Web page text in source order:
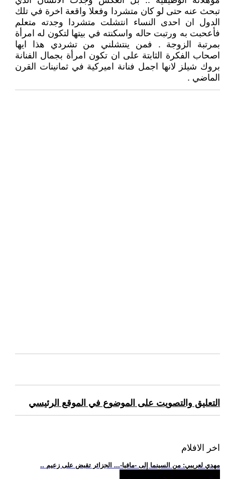
تبحث عنه حتى لو كان متشردا وفعلا واقعة اخرة في تلك
الدول ان احدى النساء انتشلت متشردا وجدته متعلم
فأعحبت به ورتبت حاله واسكنته في بيتها لتكون له امرأة
بمرتبة الزوجة . فمن ينتشلني من تشردي هذا ايها
اصحاب الفكرة الثابتة على ان تكون امرأة بجمال الفنانة
بروك شيلز لانها اجمل فنانة اميركية في ثمانينات القرن
الماضي .
التعليق والتصويت على الموضوع في الموقع الرئيسي
اخر الافلام
.. مهدي لعريبي: من السينما إلى -مافيا-... الجزائر تقبض على زعيم